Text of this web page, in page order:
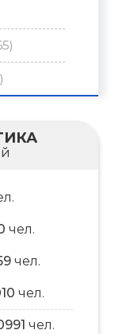
чел.
чел.
чел.
чел.